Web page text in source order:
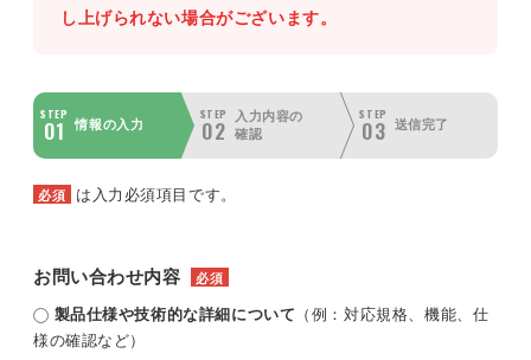
し上げられない場合がございます。
STEP
01 情報の入力
STEP
02
入力内容の
確認
STEP
03 送信完了
必須 は入力必須項目です。
お問い合わせ内容 必須
製品仕様や技術的な詳細について （例：対応規格、機能、仕
様の確認など）